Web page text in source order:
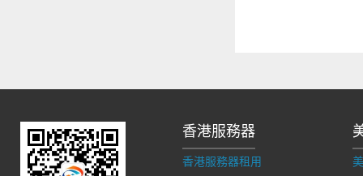
香港服務器
香港服務器租用